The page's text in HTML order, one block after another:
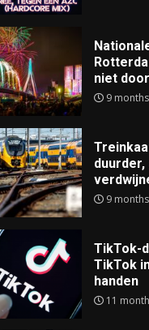
niet door
9
9
TikTok-
TikTok
handen
11